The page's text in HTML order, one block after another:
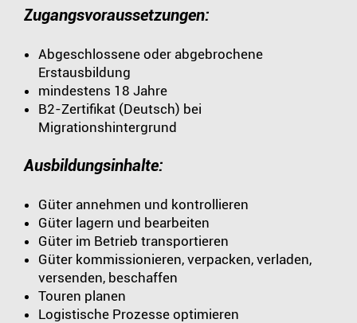
Zugangsvoraussetzungen:
Abgeschlossene oder abgebrochene
Erstausbildung
mindestens 18 Jahre
B2-Zertifikat (Deutsch) bei
Migrationshintergrund
Ausbildungsinhalte:
Güter annehmen und kontrollieren
Güter lagern und bearbeiten
Güter im Betrieb transportieren
Güter kommissionieren, verpacken, verladen,
versenden, beschaffen
Touren planen
Logistische Prozesse optimieren